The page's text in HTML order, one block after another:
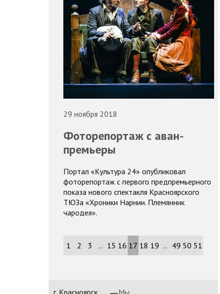
29 ноября 2018
Фоторепортаж с аван-
премьеры
Портал «Культура 24» опубликовал
фоторепортаж с первого предпремьерного
показа нового спектакля Красноярского
ТЮЗа «Хроники Нарнии. Племянник
чародея».
1 2 3 .. 15 16 17 18 19 .. 49 50 51